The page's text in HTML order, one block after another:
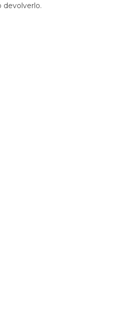
devolverlo.